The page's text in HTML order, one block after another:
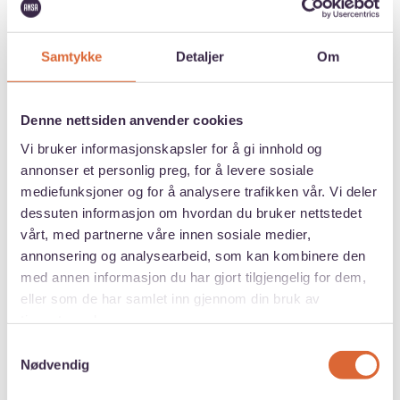
Samtykke Detaljer Om
Denne nettsiden anvender cookies
Vi bruker informasjonskapsler for å gi innhold og
annonser et personlig preg, for å levere sosiale
mediefunksjoner og for å analysere trafikken vår. Vi deler
dessuten informasjon om hvordan du bruker nettstedet
vårt, med partnerne våre innen sosiale medier,
annonsering og analysearbeid, som kan kombinere den
med annen informasjon du har gjort tilgjengelig for dem,
eller som de har samlet inn gjennom din bruk av
Nødvendig
Gode forsikringer er en viktig del av et trygt
studieopphold. På seminaret går vi gjennom
hvilke forsikringer som er aktuelle for studenter i
utlandet, hva de vanligvis dekker, og hvilke
situasjoner det er spesielt viktig å være
forberedt på.
Vi vil også komme inn på andre praktiske temaer
som ofte dukker opp før avreise, og dele tips til
hva det kan være lurt å undersøke i god tid.
Møt ANSA og Sjømannskirken
mange norske studenter og familier i ulike